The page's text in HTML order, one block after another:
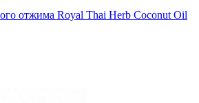
отжима Royal Thai Herb Coconut Oil